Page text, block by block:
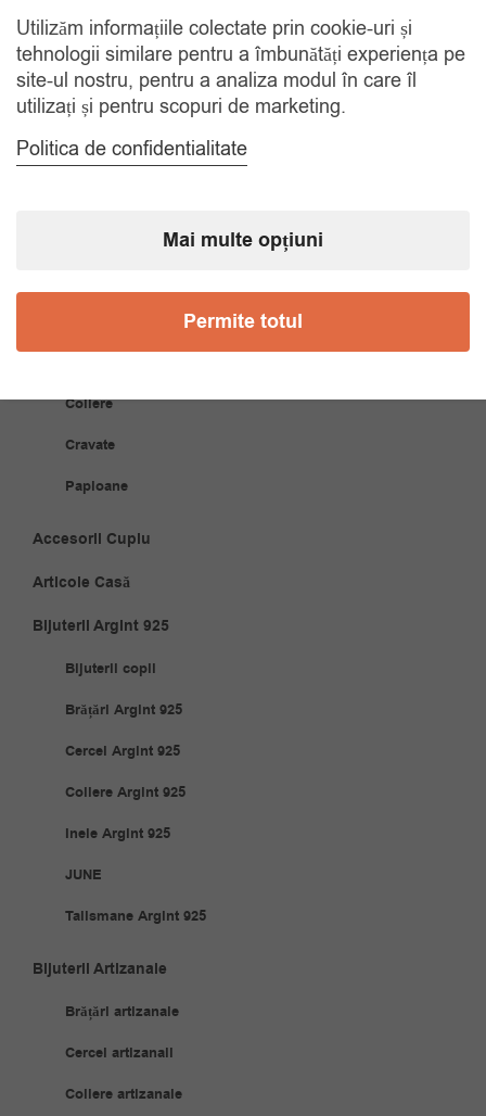
RETUR 30 ZILE
Gratuit, indiferent de motiv
COMANDA TELEFONIC
Tel. 0770420114
Coliere
Cravate
Papioane
Accesorii Cuplu
Articole Casă
Bijuterii Argint 925
Bijuterii copii
Brățări Argint 925
Cercei Argint 925
Coliere Argint 925
Inele Argint 925
JUNE
Talismane Argint 925
Bijuterii Artizanale
Brățări artizanale
Cercei artizanali
Coliere artizanale
Utilizăm informațiile colectate prin cookie-uri și
tehnologii similare pentru a îmbunătăți experiența pe
site-ul nostru, pentru a analiza modul în care îl
utilizați și pentru scopuri de marketing.
Politica de confidentialitate
Mai multe opțiuni
Permite totul